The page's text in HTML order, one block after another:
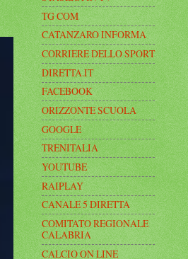
TG COM
CATANZARO INFORMA
CORRIERE DELLO SPORT
DIRETTA.IT
FACEBOOK
ORIZZONTE SCUOLA
GOOGLE
TRENITALIA
YOUTUBE
RAIPLAY
CANALE 5 DIRETTA
COMITATO REGIONALE
CALABRIA
CALCIO ON LINE